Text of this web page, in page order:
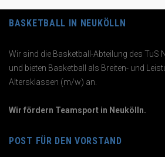
BASKETBALL IN NEUKÖLLN
Wir sind die Basketball-Abteilung des TuS
und bieten Basketball als Breiten- und
Altersklassen (m/w) an.
Wir fördern Teamsport in Neukölln.
POST FÜR DEN VORSTAND